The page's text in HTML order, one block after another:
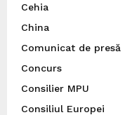
Cehia
China
Comunicat de presă
Concurs
Consilier MPU
Consiliul Europei